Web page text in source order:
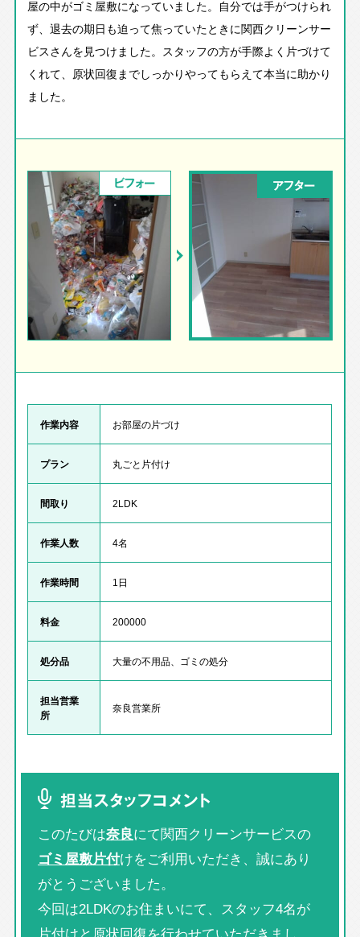
屋の中がゴミ屋敷になっていました。自分では手がつけられ
ず、退去の期日も迫って焦っていたときに関西クリーンサー
ビスさんを見つけました。スタッフの方が手際よく片づけて
くれて、原状回復までしっかりやってもらえて本当に助かり
ました。
ビフォー アフター
作業内容 お部屋の片づけ
プラン 丸ごと片付け
間取り 2LDK
作業人数 4名
作業時間 1日
料金 200000
処分品 大量の不用品、ゴミの処分
担当営業
所
奈良営業所
担当スタッフコメント
このたびは奈良にて関西クリーンサービスの
ゴミ屋敷片付けをご利用いただき、誠にあり
がとうございました。
今回は2LDKのお住まいにて、スタッフ4名が